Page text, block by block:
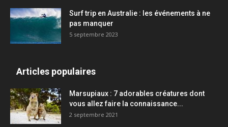
Surf trip en Australie : les événements à ne
pas manquer
5 septembre 2023
Articles populaires
Marsupiaux : 7 adorables créatures dont
vous allez faire la connaissance...
2 septembre 2021